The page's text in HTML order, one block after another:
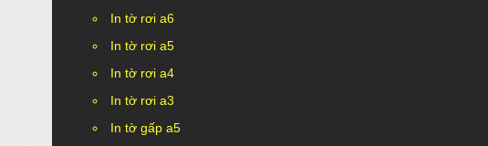
In tờ rơi a6
In tờ rơi a5
In tờ rơi a4
In tờ rơi a3
In tờ gấp a5